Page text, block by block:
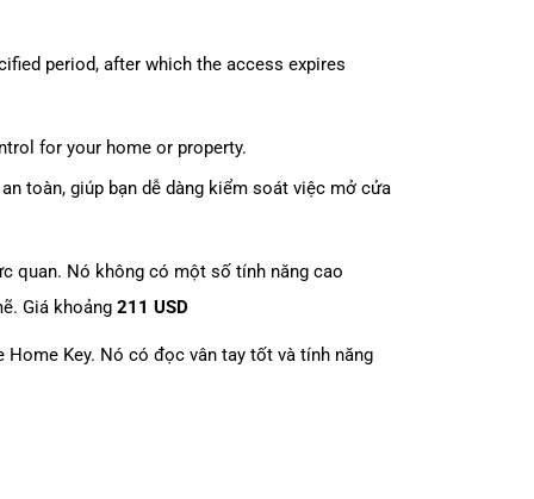
period, after which the access expires
for your home or property.
toàn, giúp bạn dễ dàng kiểm soát việc mở cửa
quan. Nó không có một số tính năng cao
Giá khoảng 211 USD
Key. Nó có đọc vân tay tốt và tính năng